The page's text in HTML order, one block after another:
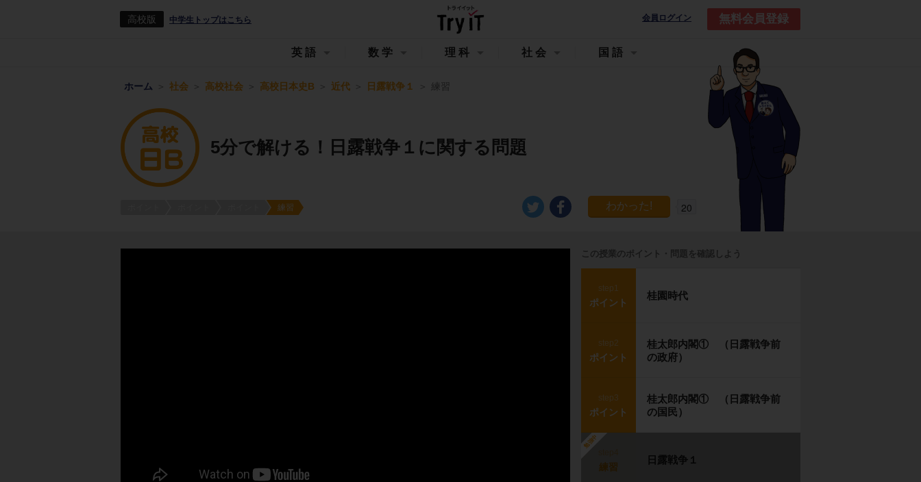
高校版 中学生トップはこちら 会員ログイン 無料会員登録
英語 数学 理科 社会 国語
ホーム 社会 高校社会 高校日本史B 近代 日露戦争１ 練習
5分で解ける！日露戦争１に関する問題
練習 20
この授業のポイント・問題を確認しよう
step1
ポイント
桂園時代
step2
ポイント
桂太郎内閣① （日露戦争前
の政府）
step3
ポイント
桂太郎内閣① （日露戦争前
の国民）
勉強中
練習
日露戦争１